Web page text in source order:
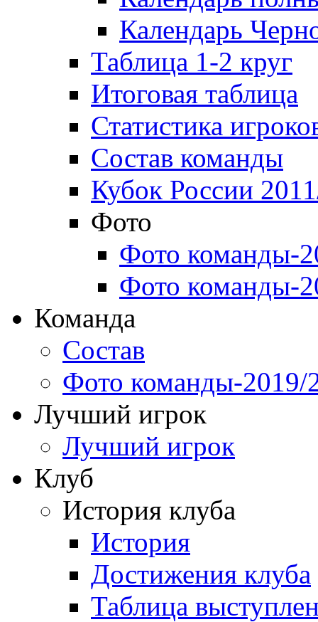
Календарь
Таблица 1-2 круг
Итоговая таблица
Статистика
Состав команды
Кубок России
Фото
Фото команды-
Фото команды-
Команда
Состав
Фото команды-2019/
Лучший игрок
Лучший игрок
Клуб
История клуба
История
Достижения клуба
Таблица